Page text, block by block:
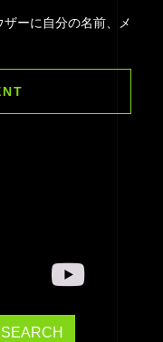
ーに自分の名前、メ